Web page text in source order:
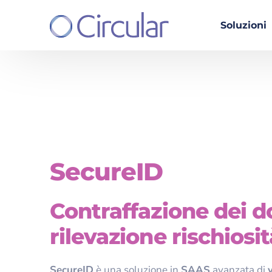
Soluzioni
DOME
SecureID
Contraffazione dei
rilevazione